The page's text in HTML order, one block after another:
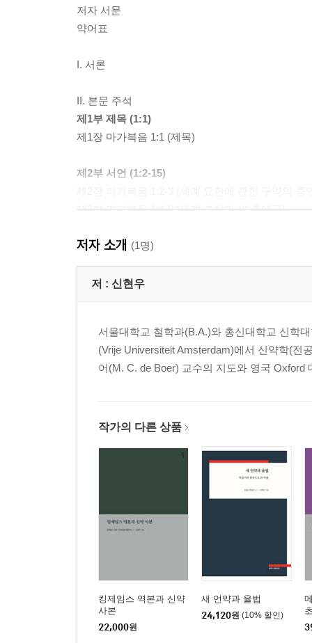
저자 서문
약어표
I. 서론
II. 본문 주석
제1부 제목 (1:1)
제1장 마가복음 1:1 (제목)
제2부 서언 (1:2-15)
제3장 마가복음 1:4-8 (세례 요한과 새 출애굽)
제5장 마가복음 1:12-13 (예수의 광야 시험)
제6장 마가복음 1:14-15 (예수의 복음 선포)
제8장 마가복음 1:21-28 (사역의 시작: 가르침과 축
제9장 마가복음 1:29-45 (예수의 갈릴리 초기 사역)
제10장 마가복음 2:1-3:6 (예수와 유대인들 사이의
제13장 마가복음 4:35-7:23 (예수의 갈릴리 후기 사
제15장 마가복음 8:22-38 (고난받는 메시아의 길
제16장 마가복음 9:1-50 (고난받는 메시아의 길과
제17장 마가복음 10:1-52 (고난받는 메시아의 길
제19장 마가복음 11:27-12:44 (성전에서 행하신 토
제20장 마가복음 13:1-37 (성전 파괴의 징조와 때)
저자 소개 (1명)
저 : 신현우
서울대학교 철학과(B.A.)와 총신대학교 신학
(Vrije Universiteit Amsterdam)에서 신약학(전
어(M. C. de Boer) 교수의 지도와 영국 Oxford
작가의 다른 상품
킹제임스 역본과 신약
사본
22,000원
새 언약과 율법
24,120원 (10% 할인)